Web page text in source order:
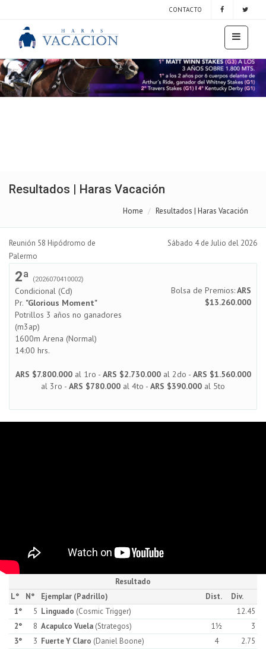
CONTACTO
Resultados | Haras Vacación
Home Resultados | Haras Vacación
Reunión 58 Hipódromo de
Palermo
Sábado 4 de Julio del 2026
2ª (2026070410002)
Condicional (Cd)
Pr. "Glorious Moment"
Potrillos 3 años no ganadores
(m3ap)
1600m Arena (Normal)
14:00 hrs.
Bolsa de Premios:ARS
$13.260.000
ARS $7.800.000al 1ro - ARS $2.730.000al 2do - ARS $1.560.000
al 3ro - ARS $780.000 al 4to - ARS $390.000 al 5to
Resultado
L°
N° Ejemplar (Padrillo) Dist.
Div.
1°
5 Linguado (Cosmic Trigger)
12.45
2°
8 Acapulco Vuela (Strategos) 1½
3
3°
3 Fuerte Y Claro (Daniel Boone) 4
2.75